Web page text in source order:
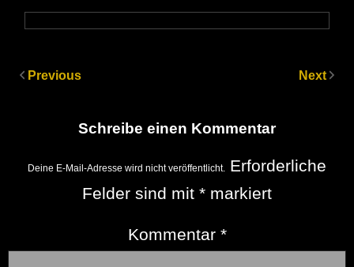
Previous Next
Schreibe einen Kommentar
Deine E-Mail-Adresse wird nicht veröffentlicht. Erforderliche
Felder sind mit * markiert
Kommentar *